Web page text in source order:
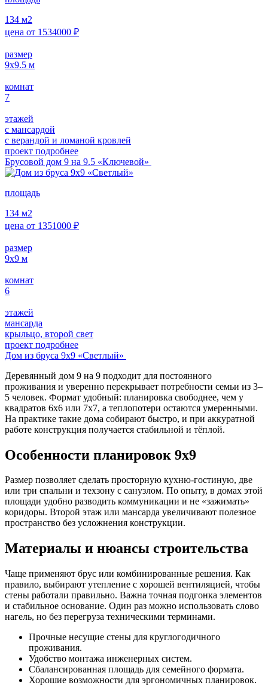
134 м2
цена от 1534000 ₽
размер
9х9.5 м
комнат
7
этажей
с мансардой
с верандой и ломаной кровлей
проект подробнее
Брусовой дом 9 на 9.5 «Ключевой»
площадь
134 м2
цена от 1351000 ₽
размер
9х9 м
комнат
6
этажей
мансарда
крыльцо, второй свет
проект подробнее
Дом из бруса 9х9 «Светлый»
Деревянный дом 9 на 9 подходит для постоянного
проживания и уверенно перекрывает потребности семьи из 3–
5 человек. Формат удобный: планировка свободнее, чем у
квадратов 6х6 или 7х7, а теплопотери остаются умеренными.
На практике такие дома собирают быстро, и при аккуратной
работе конструкция получается стабильной и тёплой.
Особенности планировок 9х9
Размер позволяет сделать просторную кухню-гостиную, две
или три спальни и техзону с санузлом. По опыту, в домах этой
площади удобно разводить коммуникации и не «зажимать»
коридоры. Второй этаж или мансарда увеличивают полезное
пространство без усложнения конструкции.
Материалы и нюансы строительства
Чаще применяют брус или комбинированные решения. Как
правило, выбирают утепление с хорошей вентиляцией, чтобы
стены работали правильно. Важна точная подгонка элементов
и стабильное основание. Один раз можно использовать слово
нагель, но без перегруза техническими терминами.
Прочные несущие стены для круглогодичного
проживания.
Удобство монтажа инженерных систем.
Сбалансированная площадь для семейного формата.
Хорошие возможности для эргономичных планировок.